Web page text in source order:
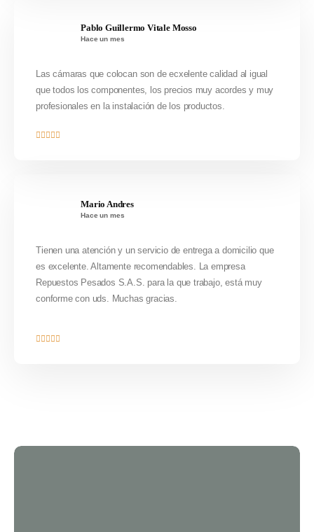
Pablo Guillermo Vitale Mosso
Hace un mes
Las cámaras que colocan son de ecxelente calidad al igual
que todos los componentes, los precios muy acordes y muy
profesionales en la instalación de los productos.
Mario Andres
Hace un mes
Tienen una atención y un servicio de entrega a domicilio que
es excelente. Altamente recomendables. La empresa
Repuestos Pesados S.A.S. para la que trabajo, está muy
conforme con uds. Muchas gracias.